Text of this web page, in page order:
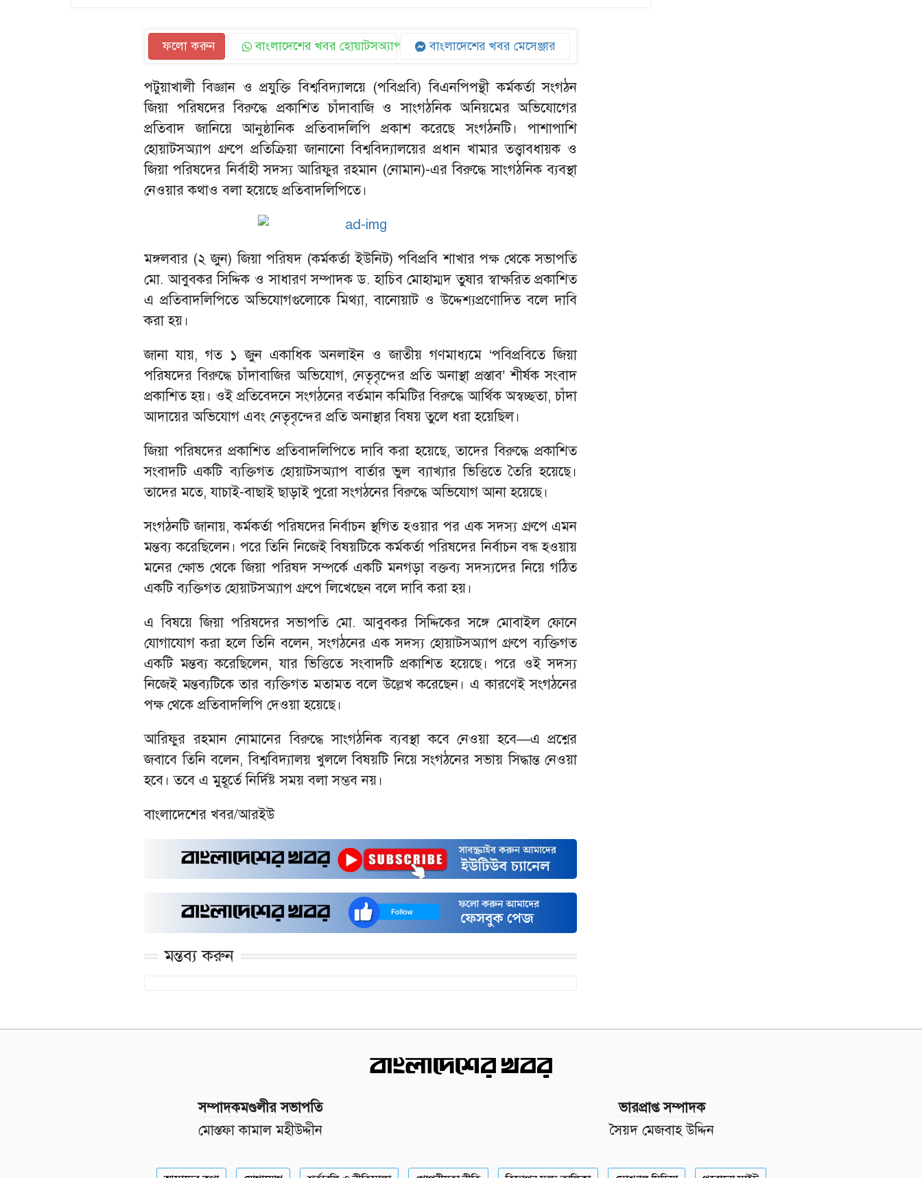
ফলো করুন বাংলাদেশের খবর হোয়াটসঅ্যাপ বাংলাদেশের খবর মেসেঞ্জার
পটুয়াখালী বিজ্ঞান ও প্রযুক্তি বিশ্ববিদ্যালয়ে (পবিপ্রবি) বিএনপিপন্থী কর্মকর্তা সংগঠন
জিয়া পরিষদের বিরুদ্ধে প্রকাশিত চাঁদাবাজি ও সাংগঠনিক অনিয়মের অভিযোগের
প্রতিবাদ জানিয়ে আনুষ্ঠানিক প্রতিবাদলিপি প্রকাশ করেছে সংগঠনটি। পাশাপাশি
হোয়াটসঅ্যাপ গ্রুপে প্রতিক্রিয়া জানানো বিশ্ববিদ্যালয়ের প্রধান খামার তত্ত্বাবধায়ক ও
জিয়া পরিষদের নির্বাহী সদস্য আরিফুর রহমান (নোমান)-এর বিরুদ্ধে সাংগঠনিক ব্যবস্থা
নেওয়ার কথাও বলা হয়েছে প্রতিবাদলিপিতে।
মঙ্গলবার (২ জুন) জিয়া পরিষদ (কর্মকর্তা ইউনিট) পবিপ্রবি শাখার পক্ষ থেকে সভাপতি
মো. আবুবকর সিদ্দিক ও সাধারণ সম্পাদক ড. হাচিব মোহাম্মদ তুষার স্বাক্ষরিত প্রকাশিত
এ প্রতিবাদলিপিতে অভিযোগগুলোকে মিথ্যা, বানোয়াট ও উদ্দেশ্যপ্রণোদিত বলে দাবি
করা হয়।
জানা যায়, গত ১ জুন একাধিক অনলাইন ও জাতীয় গণমাধ্যমে ‘পবিপ্রবিতে জিয়া
পরিষদের বিরুদ্ধে চাঁদাবাজির অভিযোগ, নেতৃবৃন্দের প্রতি অনাস্থা প্রস্তাব’ শীর্ষক সংবাদ
প্রকাশিত হয়। ওই প্রতিবেদনে সংগঠনের বর্তমান কমিটির বিরুদ্ধে আর্থিক অস্বচ্ছতা, চাঁদা
আদায়ের অভিযোগ এবং নেতৃবৃন্দের প্রতি অনাস্থার বিষয় তুলে ধরা হয়েছিল।
জিয়া পরিষদের প্রকাশিত প্রতিবাদলিপিতে দাবি করা হয়েছে, তাদের বিরুদ্ধে প্রকাশিত
সংবাদটি একটি ব্যক্তিগত হোয়াটসঅ্যাপ বার্তার ভুল ব্যাখ্যার ভিত্তিতে তৈরি হয়েছে।
তাদের মতে, যাচাই-বাছাই ছাড়াই পুরো সংগঠনের বিরুদ্ধে অভিযোগ আনা হয়েছে।
সংগঠনটি জানায়, কর্মকর্তা পরিষদের নির্বাচন স্থগিত হওয়ার পর এক সদস্য গ্রুপে এমন
মন্তব্য করেছিলেন। পরে তিনি নিজেই বিষয়টিকে কর্মকর্তা পরিষদের নির্বাচন বন্ধ হওয়ায়
মনের ক্ষোভ থেকে জিয়া পরিষদ সম্পর্কে একটি মনগড়া বক্তব্য সদস্যদের নিয়ে গঠিত
একটি ব্যক্তিগত হোয়াটসঅ্যাপ গ্রুপে লিখেছেন বলে দাবি করা হয়।
এ বিষয়ে জিয়া পরিষদের সভাপতি মো. আবুবকর সিদ্দিকের সঙ্গে মোবাইল ফোনে
যোগাযোগ করা হলে তিনি বলেন, সংগঠনের এক সদস্য হোয়াটসঅ্যাপ গ্রুপে ব্যক্তিগত
একটি মন্তব্য করেছিলেন, যার ভিত্তিতে সংবাদটি প্রকাশিত হয়েছে। পরে ওই সদস্য
নিজেই মন্তব্যটিকে তার ব্যক্তিগত মতামত বলে উল্লেখ করেছেন। এ কারণেই সংগঠনের
পক্ষ থেকে প্রতিবাদলিপি দেওয়া হয়েছে।
আরিফুর রহমান নোমানের বিরুদ্ধে সাংগঠনিক ব্যবস্থা কবে নেওয়া হবে—এ প্রশ্নের
জবাবে তিনি বলেন, বিশ্ববিদ্যালয় খুললে বিষয়টি নিয়ে সংগঠনের সভায় সিদ্ধান্ত নেওয়া
হবে। তবে এ মুহূর্তে নির্দিষ্ট সময় বলা সম্ভব নয়।
বাংলাদেশের খবর/আরইউ
মন্তব্য করুন
সম্পাদকমণ্ডলীর সভাপতি
মোস্তফা কামাল মহীউদ্দীন
ভারপ্রাপ্ত সম্পাদক
সৈয়দ মেজবাহ উদ্দিন